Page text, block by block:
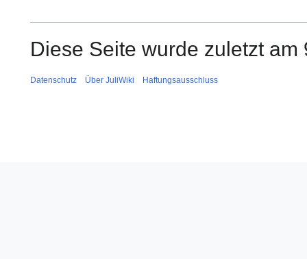
Diese Seite wurde zuletzt
Datenschutz Über JuliWiki Haftungsausschluss